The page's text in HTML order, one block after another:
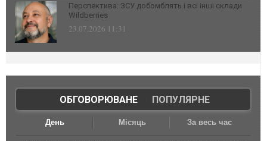
Перспектива: ЗСУ добомблять і всі інші склади
Wildberries
23.07.2026 11:31
ОБГОВОРЮВАНЕ| ПОПУЛЯРНЕ
День Місяць За весь час